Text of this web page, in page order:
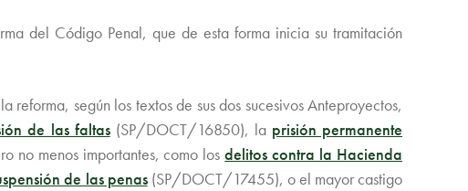
del Código Penal, que de esta forma inicia su tramitación
según los textos de sus dos sucesivos Anteproyectos,
de las faltas(SP/DOCT/16850), la prisión permanente
no menos importantes, como losdelitos contra la Hacienda
de las penas(SP/DOCT/17455), o el mayor castigo